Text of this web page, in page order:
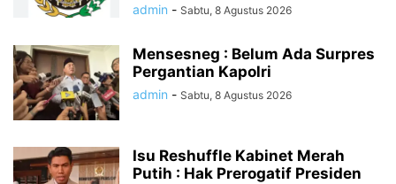
admin - Sabtu, 8 Agustus 2026
Mensesneg : Belum Ada Surpres
Pergantian Kapolri
admin - Sabtu, 8 Agustus 2026
Isu Reshuffle Kabinet Merah
Putih : Hak Prerogatif Presiden